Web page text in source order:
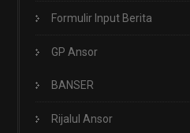
Formulir Input Berita
GP Ansor
BANSER
Rijalul Ansor